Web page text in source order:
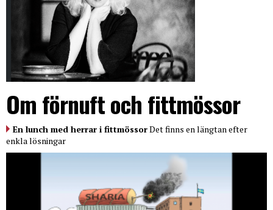
Om förnuft och fittmössor
En lunch med herrar i fittmössorDet finns en längtan efter
enkla lösningar